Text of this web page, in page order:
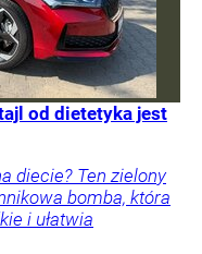
od dietetyka jest
diecie? Ten zielony
bomba, która
i ułatwia